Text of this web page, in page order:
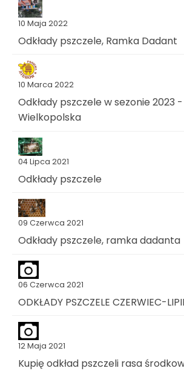
10 Maja 2022
Odkłady pszczele, Ramka Dadant
10 Marca 2022
Odkłady pszczele w sezonie 2023
Wielkopolska
04 Lipca 2021
Odkłady pszczele
09 Czerwca 2021
Odkłady pszczele, ramka dadanta
06 Czerwca 2021
ODKŁADY PSZCZELE CZERWIEC-
12 Maja 2021
Kupię odkład pszczeli rasa